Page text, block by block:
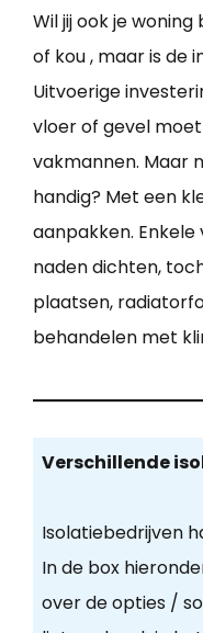
Wil jij ook je
of kou , maar is de
Uitvoerige
vloer of gevel
vakmannen. Maar
handig? Met een
aanpakken.
naden dichten,
plaatsen,
behandelen met
Verschillende
Isolatiebedrijven
In de box
over de opties /